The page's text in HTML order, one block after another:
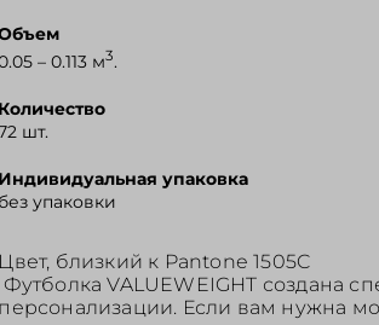
– 0.113 м3.
шт.
упаковка
упаковки
близкий к Pantone 1505C
VALUEWEIGHT создана
Если вам нужна